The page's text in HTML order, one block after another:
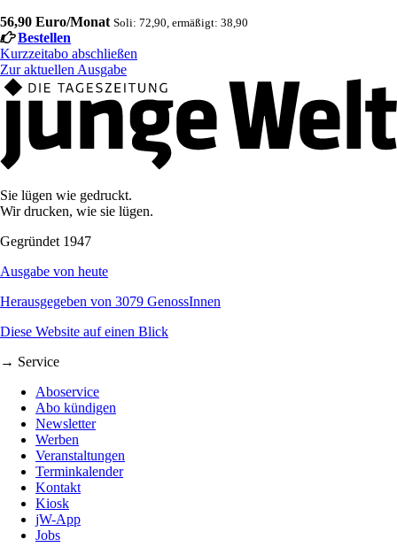
56,90 Euro/Monat Soli: 72,90, ermäßigt: 38,90
Bestellen
Kurzzeitabo abschließen
Zur aktuellen Ausgabe
Sie lügen wie gedruckt.
Wir drucken, wie sie lügen.
Gegründet 1947
Ausgabe von heute
Herausgegeben von 3079 GenossInnen
Diese Website auf einen Blick
→ Service
Aboservice
Abo kündigen
Newsletter
Werben
Veranstaltungen
Terminkalender
Kontakt
Kiosk
jW-App
Jobs